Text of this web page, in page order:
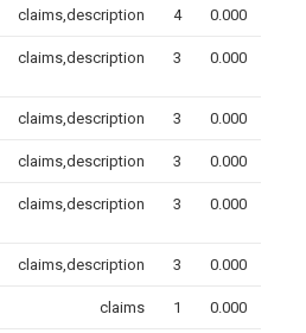
claims,description 4 0.000
claims,description 3 0.000
claims,description 3 0.000
claims,description 3 0.000
claims,description 3 0.000
claims,description 3 0.000
claims 1 0.000